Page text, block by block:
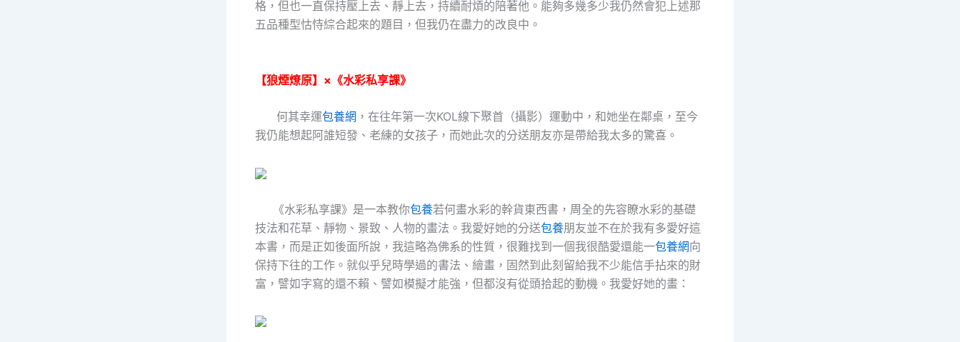
格，但也一直保持壓上去、靜上去，持續耐煩的陪著他。能夠多幾多少我仍然會犯上述那
五品種型怙恃綜合起來的題目，但我仍在盡力的改良中。
【狼煙燎原】×《水彩私享課》
何其幸運包養網 ，在往年第一次KOL線下聚首（攝影）運動中，和她坐在鄰桌，至今
我仍能想起阿誰短發、老練的女孩子，而她此次的分送朋友亦是帶給我太多的驚喜。
《水彩私享課》是一本教你包養若何畫水彩的幹貨東西書，周全的先容瞭水彩的基礎
技法和花草、靜物、景致、人物的畫法。我愛好她的分送包養朋友並不在於我有多愛好這
本書，而是正如後面所說，我這略為佛系的性質，很難找到一個我很酷愛還能一包養網向
保持下往的工作。就似乎兒時學過的書法、繪畫，固然到此刻留給我不少能信手拈來的財
富，譬如字寫的還不賴、譬如模擬才能強，但都沒有從頭拾起的動機。我愛好她的畫：